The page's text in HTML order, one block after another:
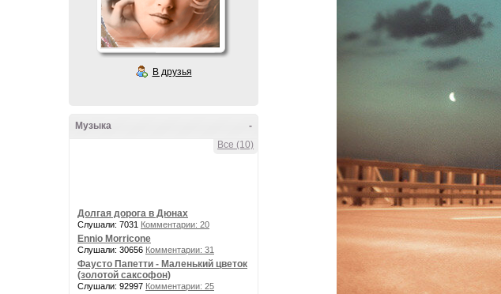
В друзья
-
Музыка
Все (10)
Долгая дорога в Дюнах
Слушали: 7031 Комментарии: 20
Ennio Morricone
Слушали: 30656 Комментарии: 31
Фаусто Папетти - Маленький цветок
(золотой саксофон)
Слушали: 92997 Комментарии: 25